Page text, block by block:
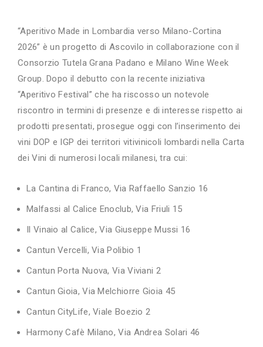
“Aperitivo Made in Lombardia verso Milano-Cortina
2026” è un progetto di Ascovilo in collaborazione con il
Consorzio Tutela Grana Padano e Milano Wine Week
Group. Dopo il debutto con la recente iniziativa
“Aperitivo Festival” che ha riscosso un notevole
riscontro in termini di presenze e di interesse rispetto ai
prodotti presentati, prosegue oggi con l’inserimento dei
vini DOP e IGP dei territori vitivinicoli lombardi nella Carta
dei Vini di numerosi locali milanesi, tra cui:
La Cantina di Franco, Via Raffaello Sanzio 16
Malfassi al Calice Enoclub, Via Friuli 15
Il Vinaio al Calice, Via Giuseppe Mussi 16
Cantun Vercelli, Via Polibio 1
Cantun Porta Nuova, Via Viviani 2
Cantun Gioia, Via Melchiorre Gioia 45
Cantun CityLife, Viale Boezio 2
Harmony Cafè Milano, Via Andrea Solari 46